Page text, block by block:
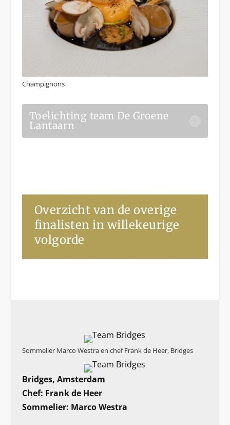
Champignons
Toelichting team De Groene
Lantaarn
Overzicht van de overige
finalisten in willekeurige
volgorde
Sommelier Marco Westra en chef Frank de Heer, Bridges
Bridges, Amsterdam
Chef: Frank de Heer
Sommelier: Marco Westra